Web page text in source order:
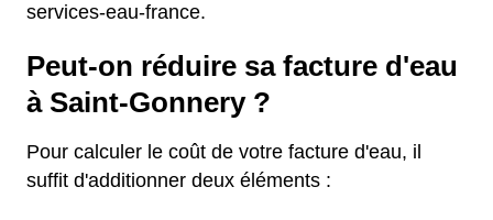
services-eau-france.
Peut-on réduire sa facture d'eau
à Saint-Gonnery ?
Pour calculer le coût de votre facture d'eau, il
suffit d'additionner deux éléments :